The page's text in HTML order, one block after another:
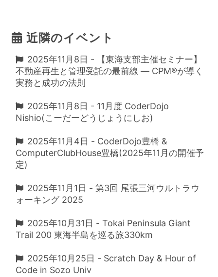
近隣のイベント
2025年11月8日 - 【東海支部主催セミナー】
不動産再生と管理受託の最前線 ― CPM®が導く
実務と成功の法則
2025年11月8日 - 11月度 CoderDojo
Nishio(こーだーどうじょうにしお)
2025年11月4日 - CoderDojo豊橋 &
ComputerClubHouse豊橋(2025年11月の開催予
定)
2025年11月1日 - 第3回 尾張三河ウルトラウ
ォーキング 2025
2025年10月31日 - Tokai Peninsula Giant
Trail 200 東海半島を巡る旅330km
2025年10月25日 - Scratch Day & Hour of
Code in Sozo Univ